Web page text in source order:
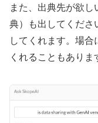
また、出典先が欲
典）も出してくだ
してくれます。場
くれることもありま